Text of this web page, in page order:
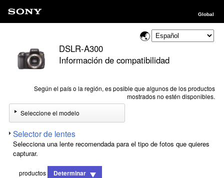
Global
DSLR-A300
Información de compatibilidad
Según el país o la región, es posible que algunos de los productos
mostrados no estén disponibles.
Seleccione el modelo
Selector de lentes
Selecciona una lente recomendada para el tipo de fotos que quieres
capturar.
productos Determinar